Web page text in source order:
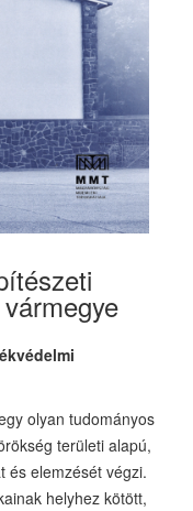
olyan tudományos
területi alapú,
és elemzését végzi.
helyhez kötött,